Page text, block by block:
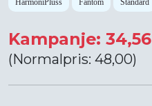
Kampanje: 34,56
(Normalpris: 48,00)